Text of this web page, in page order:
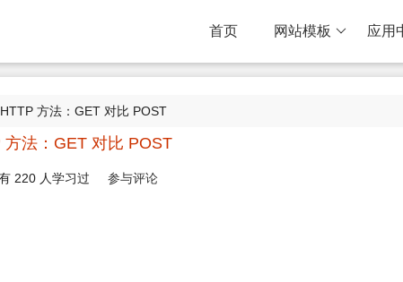
首页 网站模板 应用
方法：GET 对比 POST
方法：GET 对比 POST
220人学习过 参与评论